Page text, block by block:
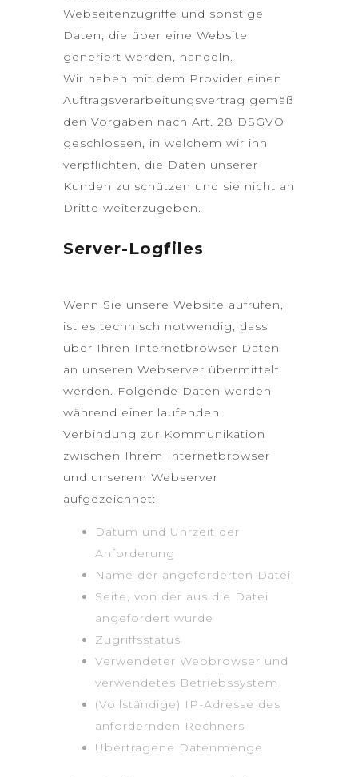
Webseitenzugriffe und sonstige
Daten, die über eine Website
generiert werden, handeln.
Wir haben mit dem Provider einen
Auftragsverarbeitungsvertrag gemäß
den Vorgaben nach Art. 28 DSGVO
geschlossen, in welchem wir ihn
verpflichten, die Daten unserer
Kunden zu schützen und sie nicht an
Dritte weiterzugeben.
Server-Logfiles
Wenn Sie unsere Website aufrufen,
ist es technisch notwendig, dass
über Ihren Internetbrowser Daten
an unseren Webserver übermittelt
werden. Folgende Daten werden
während einer laufenden
Verbindung zur Kommunikation
zwischen Ihrem Internetbrowser
und unserem Webserver
aufgezeichnet:
Datum und Uhrzeit der
Anforderung
Name der angeforderten Datei
Seite, von der aus die Datei
angefordert wurde
Zugriffsstatus
Verwendeter Webbrowser und
verwendetes Betriebssystem
(Vollständige) IP-Adresse des
anfordernden Rechners
Übertragene Datenmenge